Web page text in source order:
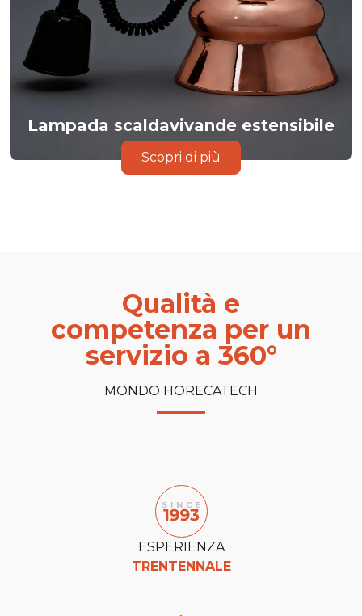
Lampada scaldavivande estensibile
Scopri di più
Qualità e
competenza per un
servizio a 360°
MONDO HORECATECH
ESPERIENZA
TRENTENNALE